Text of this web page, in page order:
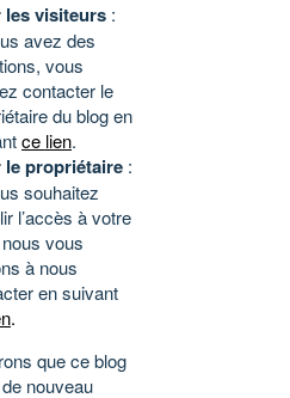
les visiteurs :
avez des
vous
contacter le
du blog en
ce lien.
le propriétaire :
souhaitez
l’accès à votre
vous
à nous
en suivant
.
que ce blog
nouveau